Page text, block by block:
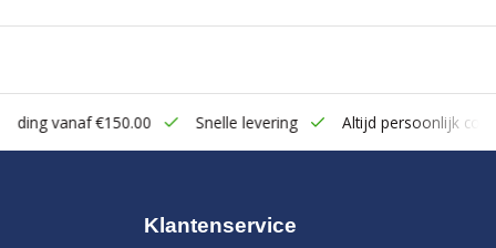
vanaf €150.00 Snelle levering Altijd persoonlijk
Klantenservice